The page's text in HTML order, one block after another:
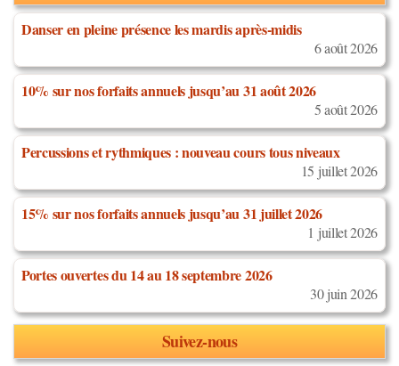
Danser en pleine présence les mardis après-midis
6 août 2026
10% sur nos forfaits annuels jusqu’au 31 août 2026
5 août 2026
Percussions et rythmiques : nouveau cours tous niveaux
15 juillet 2026
15% sur nos forfaits annuels jusqu’au 31 juillet 2026
1 juillet 2026
Portes ouvertes du 14 au 18 septembre 2026
30 juin 2026
Suivez-nous